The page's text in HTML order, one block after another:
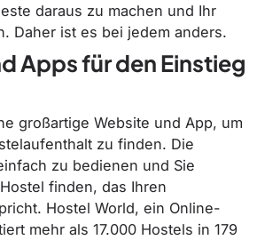
daraus zu machen und Ihr
Daher ist es bei jedem anders.
Apps für den Einstieg
großartige Website und App, um
zu finden. Die
zu bedienen und Sie
finden, das Ihren
Hostel World, ein Online-
mehr als 17.000 Hostels in 179